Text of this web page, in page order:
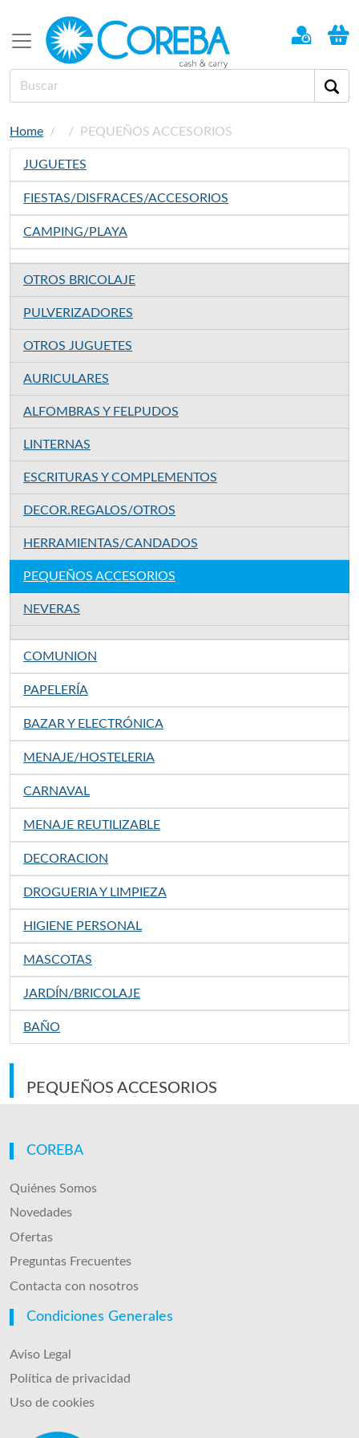
Home PEQUEÑOS ACCESORIOS
PEQUEÑOS ACCESORIOS
JUGUETES
FIESTAS/DISFRACES/ACCESORIOS
CAMPING/PLAYA
OTROS BRICOLAJE
PULVERIZADORES
OTROS JUGUETES
AURICULARES
ALFOMBRAS Y FELPUDOS
LINTERNAS
ESCRITURAS Y COMPLEMENTOS
DECOR.REGALOS/OTROS
HERRAMIENTAS/CANDADOS
PEQUEÑOS ACCESORIOS
NEVERAS
COMUNION
PAPELERÍA
BAZAR Y ELECTRÓNICA
MENAJE/HOSTELERIA
CARNAVAL
MENAJE REUTILIZABLE
DECORACION
DROGUERIA Y LIMPIEZA
HIGIENE PERSONAL
MASCOTAS
JARDÍN/BRICOLAJE
BAÑO
COREBA
Quiénes Somos
Novedades
Ofertas
Preguntas Frecuentes
Contacta con nosotros
Condiciones Generales
Aviso Legal
Política de privacidad
Uso de cookies